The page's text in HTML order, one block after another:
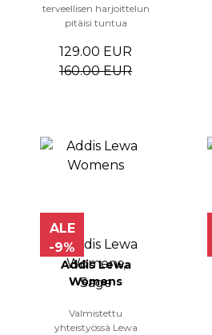
terveellisen harjoittelun
pitäisi tuntua
129.00 EUR
160.00 EUR
ALE
-9%
Addis Lewa
Womens
Valmistettu
yhteistyössä Lewa